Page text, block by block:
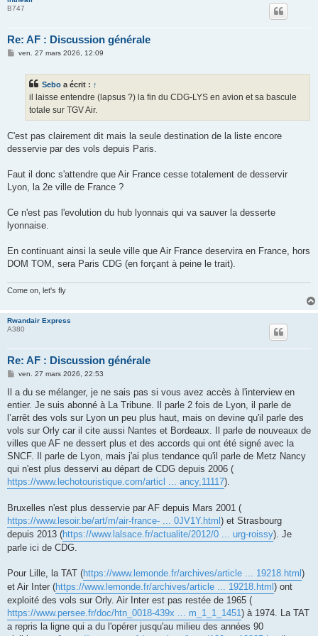
B747
Re: AF : Discussion générale
Mven. 27 mars 2026, 12:09
Sebo a écrit : ↑
il laisse entendre (lapsus ?) la fin du CDG-LYS en avion et sa bascule
totale sur TGV Air.
C'est pas clairement dit mais la seule destination de la liste encore
desservie par des vols depuis Paris.
Faut il donc s'attendre que Air France cesse totalement de desservir
Lyon, la 2e ville de France ?
Ce n'est pas l'evolution du hub lyonnais qui va sauver la desserte
lyonnaise.
En continuant ainsi la seule ville que Air France deservira en France, hors
DOM TOM, sera Paris CDG (en forçant à peine le trait).
Come on, let's fly
Rwandair Express
A380
Re: AF : Discussion générale
M
s
a
g
ven. 27 mars 2026, 22:53
Il a du se mélanger, je ne sais pas si vous avez accès à l'interview en
entier. Je suis abonné à La Tribune. Il parle 2 fois de Lyon, il parle de
l’arrêt des vols sur Lyon un peu plus haut, mais on devine qu'il parle des
vols sur Orly car il cite aussi Nantes et Bordeaux. Il parle de nouveaux de
villes que AF ne dessert plus et des accords qui ont été signé avec la
SNCF. Il parle de Lyon, mais j'ai plus tendance qu'il parle de Metz Nancy
qui n'est plus desservi au départ de CDG depuis 2006 (
https://www.lechotouristique.com/articl ... ancy,11117).
Bruxelles n'est plus desservie par AF depuis Mars 2001 (
https://www.lesoir.be/art/m/air-france- ... 0JV1Y.html ) et Strasbourg
depuis 2013 (https://www.lalsace.fr/actualite/2012/0 ... urg-roissy). Je
parle ici de CDG.
Pour Lille, la TAT (https://www.lemonde.fr/archives/article ... 19218.html )
et Air Inter (https://www.lemonde.fr/archives/article ... 19218.html ) ont
exploité des vols sur Orly. Air Inter est pas restée de 1965 (
https://www.persee.fr/doc/htn_0018-439x ... m_1_1_1451) à 1974. La TAT
a repris la ligne qui a du l'opérer jusqu'au milieu des années 90